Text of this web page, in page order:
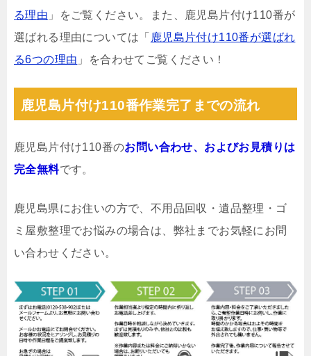
る理由 」をご覧ください。また、鹿児島片付け110番が
選ばれる理由については「 鹿児島片付け110番が選ばれ
る6つの理由 」を合わせてご覧ください！
鹿児島片付け110番作業完了までの流れ
鹿児島片付け110番のお問い合わせ、およびお見積りは
完全無料です。
鹿児島県にお住いの方で、不用品回収・遺品整理・ゴ
ミ屋敷整理でお悩みの場合は、弊社までお気軽にお問
い合わせください。